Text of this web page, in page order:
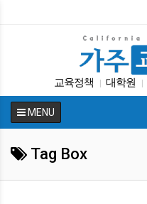
교육정책 대학원
| 매그닛 스쿨 대입
MENU
Tag Box